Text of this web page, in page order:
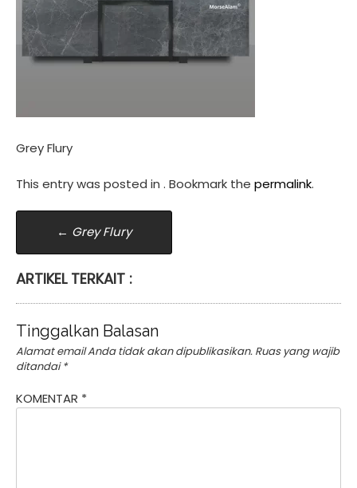
Grey Flury
This entry was posted in . Bookmark the permalink.
Post
navigation
← Grey Flury
ARTIKEL TERKAIT :
Tinggalkan Balasan
Alamat email Anda tidak akan dipublikasikan. Ruas yang wajib
ditandai*
KOMENTAR *